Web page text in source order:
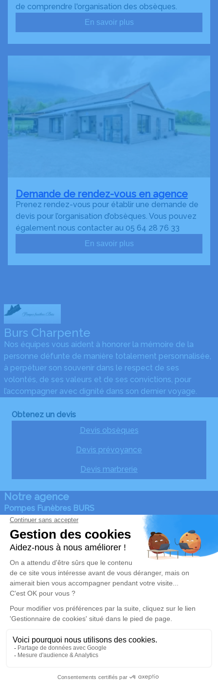
de comprendre l'organisation des obsèques.
En savoir plus
Demande de rendez-vous en agence
Prenez rendez-vous pour établir une demande de
devis pour l’organisation d’obsèques. Vous pouvez
également nous contacter au 05 64 28 76 33
En savoir plus
Burs Charpente
Nos équipes vous aident à honorer la mémoire de la
personne défunte de manière totalement personnalisée,
à perpétuer son souvenir dans le respect de ses
volontés, de ses valeurs et de ses convictions, pour
l’accompagner avec dignité dans son dernier voyage.
Obtenez un devis
Devis obsèques
Devis prévoyance
Devis marbrerie
Notre agence
Pompes Funèbres BURS
05 64 28 76 33
gerard.burs@wanadoo.fr
310 chemin de Lengoust - 64490 - Osse-en-Aspe
5/5 - 6 avis
Nos Services
Organiser des obsèques
Monuments funéraires
Services aux familles
Liens utiles
Avis de décès
en agence
Mentions légales
Politique de traitement des données personnelles